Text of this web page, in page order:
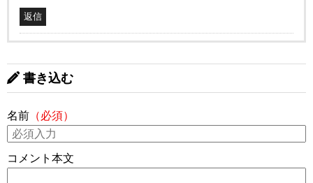
返信
書き込む
名前 （必須）
コメント本文